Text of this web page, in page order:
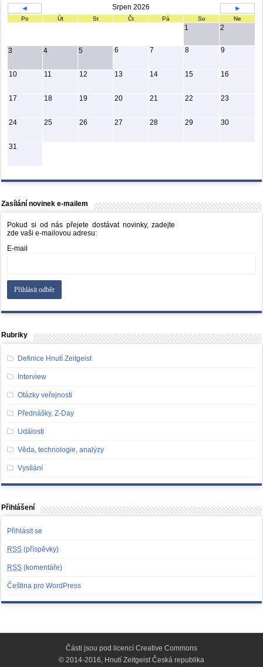
◄ Srpen 2026 ►
Po Út St Čt Pá So Ne
1 2
3 4 5 6 7 8 9
10 11 12 13 14 15 16
17 18 19 20 21 22 23
24 25 26 27 28 29 30
31
Zasílání novinek e-mailem
Pokud si od nás přejete dostávat novinky, zadejte
zde vaši e-mailovou adresu:
E-mail
Rubriky
Definice Hnutí Zeitgeist
Interview
Otázky veřejnosti
Přednášky, Z-Day
Události
Věda, technologie, analýzy
Vysílání
Přihlášení
Přihlásit se
RSS (příspěvky)
RSS (komentáře)
Čeština pro WordPress
Části jsou pod licencí Creative Commons
© 2014-2016, Hnutí Zeitgeist Česká republika